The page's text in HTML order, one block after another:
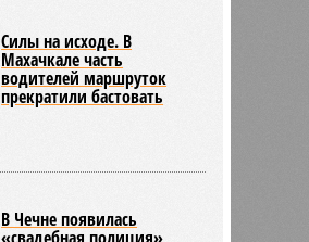
Силы на исходе. В
Махачкале часть
водителей маршруток
прекратили бастовать
В Чечне появилась
«свадебная полиция»